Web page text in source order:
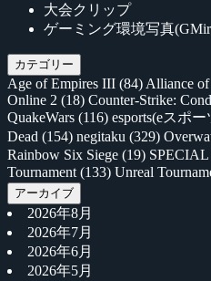
大会クリップ
ゲーミング環境写真
カテゴリー
Age of Empires III (84) Alliance
Online 2 (18) Counter-Strike:
QuakeWars (116) esports(eスポー
Dead (154) negitaku (329)
Rainbow Six Siege (19)
Tournament (133) Unreal
アーカイブ
2026年8月
2026年7月
2026年6月
2026年5月